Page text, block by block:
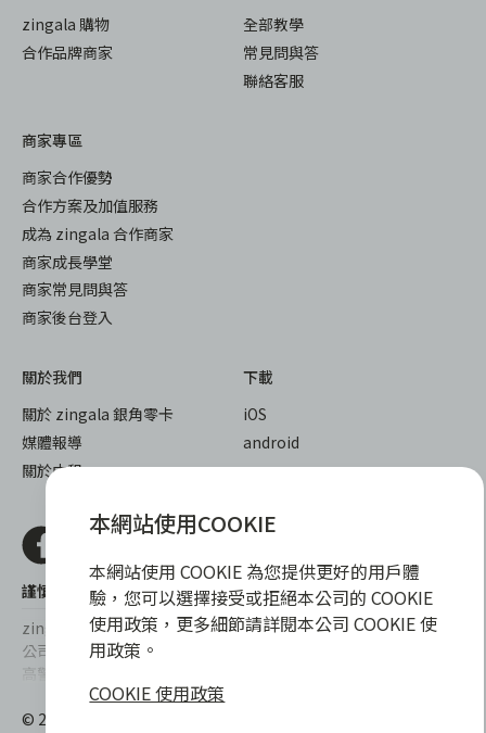
zingala 購物
合作品牌商家
全部教學
常見問與答
聯絡客服
商家專區
商家合作優勢
合作方案及加值服務
成為 zingala 合作商家
商家成長學堂
商家常見問與答
商家後台登入
關於我們
關於 zingala 銀角零卡
媒體報導
關於中租
下載
iOS
android
謹慎衡量自身財務狀況，理性理財最安心
zingala銀角零卡/仲信資融沒有代辦公司及代辦業務，也未與代辦
公司合作，更不會要求您提供實體銀行提款卡或實體信用卡，請提
高警覺，勿受騙上當！
提醒您，消費前請審慎評估財務狀況，理性理財最安心。總費用年
百分率區間為0%~15.9%，實際費用率，仍以各合作商家提供之商
© 2022 仲信資融股份有限公司 Chailease Consumer Finance
本網站使用COOKIE
本網站使用 COOKIE 為您提供更好的用戶體
驗，您可以選擇接受或拒絕本公司的 COOKIE
使用政策，更多細節請詳閱本公司 COOKIE 使
用政策。
COOKIE 使用政策